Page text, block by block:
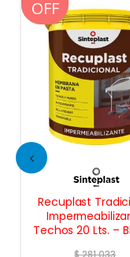
OFF
OFF
Recuplast
Techos 20 Lts. –
$281.033